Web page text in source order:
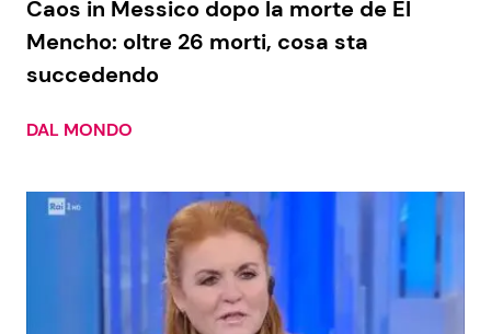
Seguici
Info
Disclaimer e Privacy
Caos in Messico dopo la morte de El
Mencho: oltre 26 morti, cosa sta
succedendo
DAL MONDO